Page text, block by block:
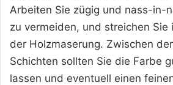
Arbeiten Sie zügig und nass-in-
zu vermeiden, und streichen Sie
der Holzmaserung. Zwischen
Schichten sollten Sie die Farbe
lassen und eventuell einen